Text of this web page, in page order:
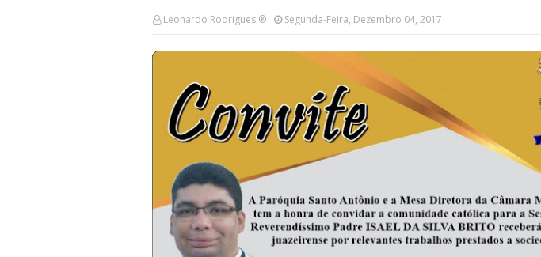
Leonardo Rodrigues ® Segunda-Feira, Dezembro 04, 2017